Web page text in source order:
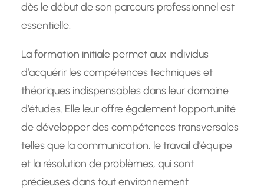
dès le début de son parcours professionnel est
essentielle.
La formation initiale permet aux individus
d’acquérir les compétences techniques et
théoriques indispensables dans leur domaine
d’études. Elle leur offre également l’opportunité
de développer des compétences transversales
telles que la communication, le travail d’équipe
et la résolution de problèmes, qui sont
précieuses dans tout environnement